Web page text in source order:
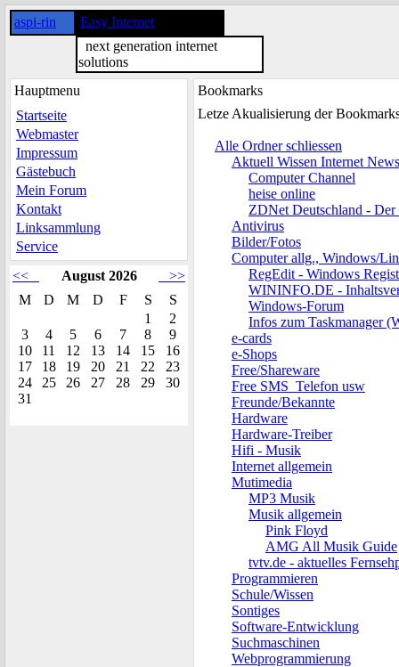
aspi-rin
Easy Internet
next generation internet
solutions
Hauptmenu
Startseite
Webmaster
Impressum
Gästebuch
Mein Forum
Kontakt
Linksammlung
Service
<<
August 2026
>>
M
D M D F S
S
1
2
3
4 5 6 7 8
9
10
11 12 13 14 15
16
17
18 19 20 21 22
23
24
25 26 27 28 29
30
31
Bookmarks
Letze Akualisierung der
Alle Ordner schliessen
Aktuell Wissen Internet News
Computer Channel
heise online
ZDNet Deutschland -
Antivirus
Bilder/Fotos
Computer allg., Windows/
RegEdit - Windows
WININFO.DE -
Windows-Forum
Infos zum Taskmanager
e-cards
e-Shops
Free/Shareware
Free SMS_Telefon usw
Freunde/Bekannte
Hardware
Hardware-Treiber
Hifi - Musik
Internet allgemein
Mutimedia
MP3 Musik
Musik allgemein
Pink Floyd
AMG All Musik Guide
tvtv.de - aktuelles
Programmieren
Schule/Wissen
Sontiges
Software-Entwicklung
Suchmaschinen
Webprogrammierung